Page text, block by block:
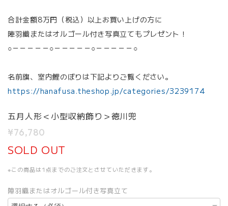
合計金額8万円（税込）以上お買い上げの方に
陣羽織またはオルゴール付き写真立てもプレゼント！
○－－－－－○－－－－－○－－－－－○
名前旗、室内鯉のぼりは下記よりご覧ください。
https://hanafusa.theshop.jp/categories/3239174
五月人形＜小型収納飾り＞徳川兜
¥76,780
SOLD OUT
※この商品は1点までのご注文とさせていただきます。
陣羽織またはオルゴール付き写真立て